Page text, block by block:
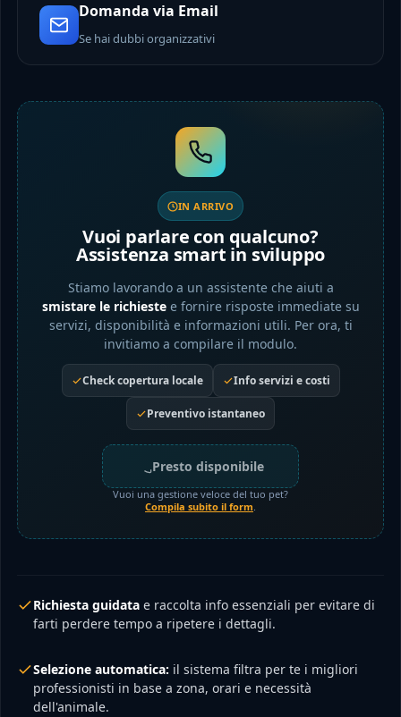
Domanda via Email
Se hai dubbi organizzativi
IN ARRIVO
Vuoi parlare con qualcuno?
Assistenza smart in sviluppo
Stiamo lavorando a un assistente che aiuti a
smistare le richiestee fornire risposte immediate su
servizi, disponibilità e informazioni utili. Per ora, ti
invitiamo a compilare il modulo.
Check copertura locale Info servizi e costi
Preventivo istantaneo
Presto disponibile
Vuoi una gestione veloce del tuo pet?
Compila subito il form.
Richiesta guidata e raccolta info essenziali per evitare di
farti perdere tempo a ripetere i dettagli.
Selezione automatica: il sistema filtra per te i migliori
professionisti in base a zona, orari e necessità
dell'animale.